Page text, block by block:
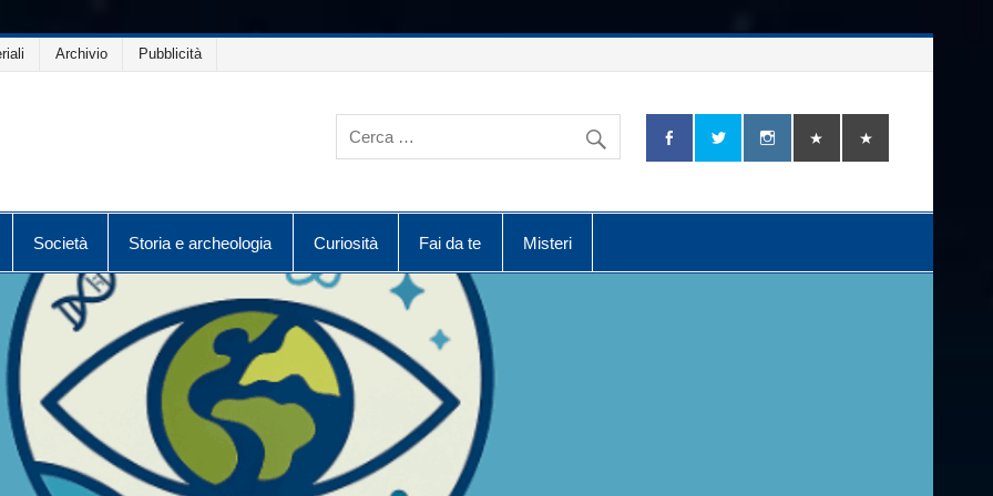
Archivio Pubblicità
Società Storia e archeologia Curiosità Fai da te Misteri